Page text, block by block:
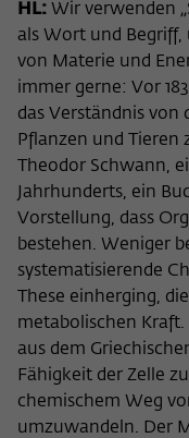
HL: Wir verwenden
als Wort und
von Materie und
immer gerne: Vor
das Verständnis von
Pflanzen und Tieren
Theodor Schwann,
Jahrhunderts, ein
Vorstellung, dass
bestehen. Weniger
systematisierende
These einherging,
metabolischen Kraft.
aus dem
Fähigkeit der Zelle
chemischem Weg
umzuwandeln. Der